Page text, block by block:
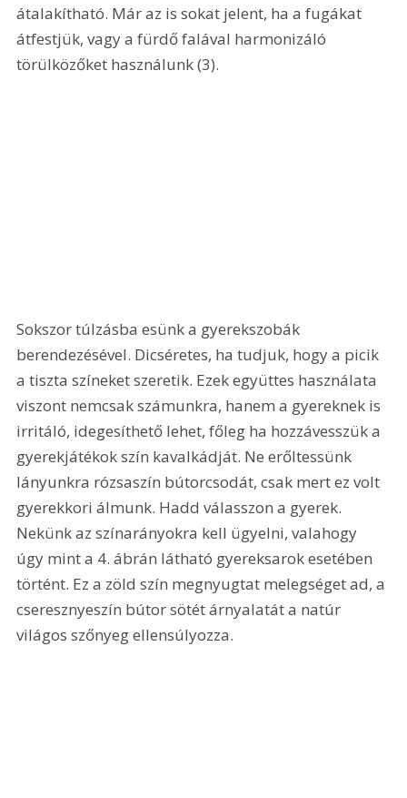
átalakítható. Már az is sokat jelent, ha a fugákat
átfestjük, vagy a fürdő falával harmonizáló
törülközőket használunk (3).
Sokszor túlzásba esünk a gyerekszobák
berendezésével. Dicséretes, ha tudjuk, hogy a picik
a tiszta színeket szeretik. Ezek együttes használata
viszont nemcsak számunkra, hanem a gyereknek is
irritáló, idegesíthető lehet, főleg ha hozzávesszük a
gyerekjátékok szín kavalkádját. Ne erőltessünk
lányunkra rózsaszín bútorcsodát, csak mert ez volt
gyerekkori álmunk. Hadd válasszon a gyerek.
Nekünk az színarányokra kell ügyelni, valahogy
úgy mint a 4. ábrán látható gyereksarok esetében
történt. Ez a zöld szín megnyugtat melegséget ad, a
cseresznyeszín bútor sötét árnyalatát a natúr
világos szőnyeg ellensúlyozza.